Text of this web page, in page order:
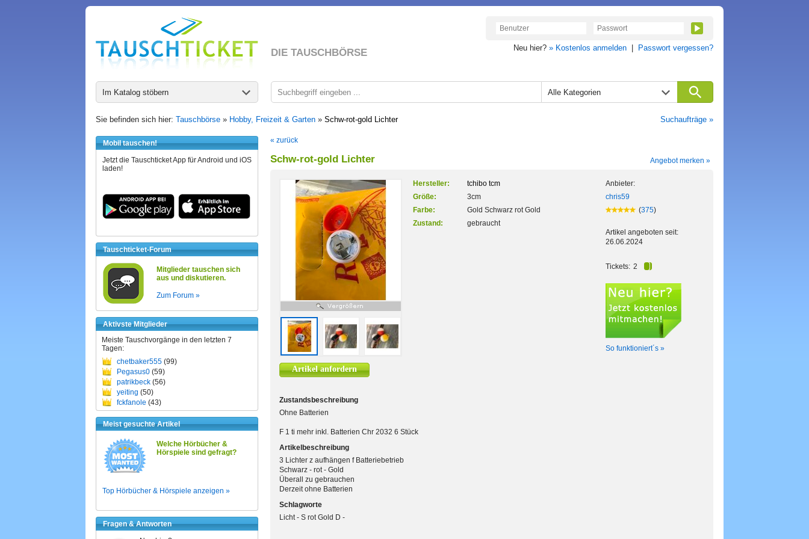
DIE TAUSCHBÖRSE Neu hier? » Kostenlos anmelden Passwort vergessen?
Im Katalog stöbern Alle Kategorien
Sie befinden sich hier: Tauschbörse » Hobby, Freizeit & Garten » Schw-rot-gold Lichter Suchaufträge »
Mobil tauschen!
Jetzt die Tauschticket App für Android und iOS
laden!
Tauschticket-Forum
Mitglieder tauschen sich
aus und diskutieren.
Zum Forum »
Aktivste Mitglieder
Meiste Tauschvorgänge in den letzten 7
Tagen:
chetbaker555 (99)
Pegasus0 (59)
patrikbeck (56)
yeiting (50)
fckfanole (43)
Meist gesuchte Artikel
Welche Hörbücher &
Hörspiele sind gefragt?
Top Hörbücher & Hörspiele anzeigen »
Fragen & Antworten
« zurück
Schw-rot-gold Lichter Angebot merken »
Artikel anfordern
Hersteller:
tchibo tcm
Größe:
3cm
Farbe:
Gold Schwarz rot Gold
Zustand:
gebraucht
Anbieter:
chris59
(375)
Artikel angeboten seit:
26.06.2024
Tickets: 2
So funktioniert´s »
Zustandsbeschreibung
Ohne Batterien
F 1 ti mehr inkl. Batterien Chr 2032 6 Stück
Artikelbeschreibung
3 Lichter z aufhängen f Batteriebetrieb
Schwarz - rot - Gold
Überall zu gebrauchen
Derzeit ohne Batterien
Schlagworte
Licht - S rot Gold D -